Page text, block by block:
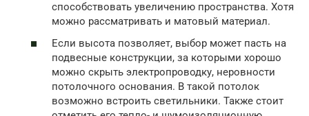
способствовать увеличению пространства. Хотя
можно рассматривать и матовый материал.
Если высота позволяет, выбор может пасть на
подвесные конструкции, за которыми хорошо
можно скрыть электропроводку, неровности
потолочного основания. В такой потолок
возможно встроить светильники. Также стоит